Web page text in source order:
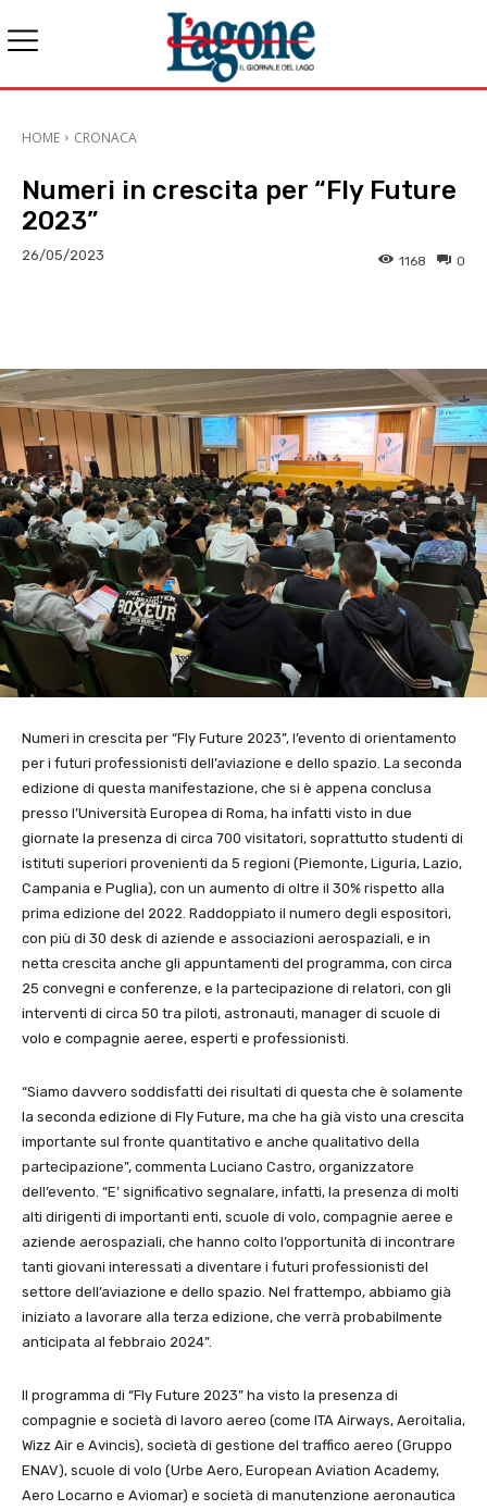
HOME CRONACA
Numeri in crescita per “Fly Future
2023”
26/05/2023 0
1168
Numeri in crescita per “Fly Future 2023”, l’evento di orientamento
per i futuri professionisti dell’aviazione e dello spazio. La seconda
edizione di questa manifestazione, che si è appena conclusa
presso l’Università Europea di Roma, ha infatti visto in due
giornate la presenza di circa 700 visitatori, soprattutto studenti di
istituti superiori provenienti da 5 regioni (Piemonte, Liguria, Lazio,
Campania e Puglia), con un aumento di oltre il 30% rispetto alla
prima edizione del 2022. Raddoppiato il numero degli espositori,
con più di 30 desk di aziende e associazioni aerospaziali, e in
netta crescita anche gli appuntamenti del programma, con circa
25 convegni e conferenze, e la partecipazione di relatori, con gli
interventi di circa 50 tra piloti, astronauti, manager di scuole di
volo e compagnie aeree, esperti e professionisti.
“Siamo davvero soddisfatti dei risultati di questa che è solamente
la seconda edizione di Fly Future, ma che ha già visto una crescita
importante sul fronte quantitativo e anche qualitativo della
partecipazione”, commenta Luciano Castro, organizzatore
dell’evento. “E’ significativo segnalare, infatti, la presenza di molti
alti dirigenti di importanti enti, scuole di volo, compagnie aeree e
aziende aerospaziali, che hanno colto l’opportunità di incontrare
tanti giovani interessati a diventare i futuri professionisti del
settore dell’aviazione e dello spazio. Nel frattempo, abbiamo già
iniziato a lavorare alla terza edizione, che verrà probabilmente
anticipata al febbraio 2024”.
Il programma di “Fly Future 2023” ha visto la presenza di
compagnie e società di lavoro aereo (come ITA Airways, Aeroitalia,
Wizz Air e Avincis), società di gestione del traffico aereo (Gruppo
ENAV), scuole di volo (Urbe Aero, European Aviation Academy,
Aero Locarno e Aviomar) e società di manutenzione aeronautica